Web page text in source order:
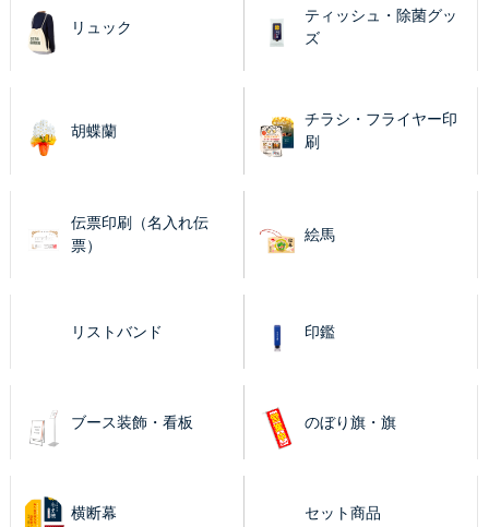
リュック
ティッシュ・除菌グッ
ズ
胡蝶蘭
チラシ・フライヤー印
刷
伝票印刷（名入れ伝
票）
絵馬
リストバンド 印鑑
ブース装飾・看板 のぼり旗・旗
横断幕 セット商品